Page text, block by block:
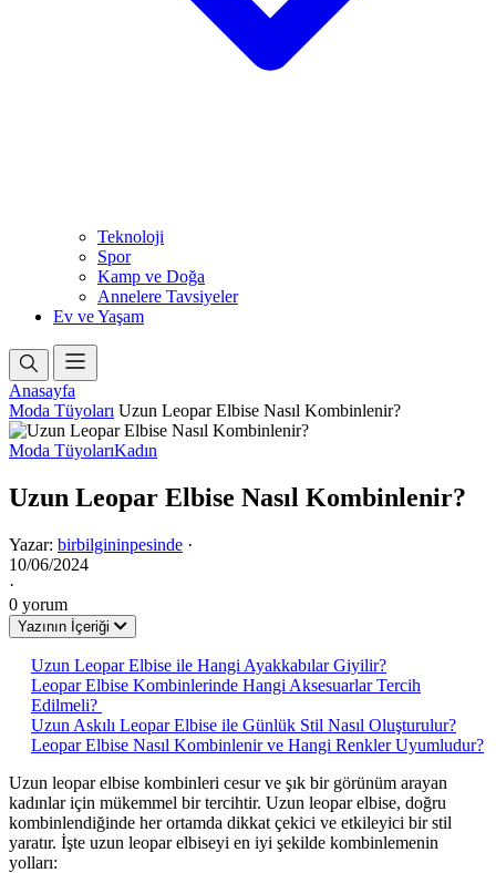
Teknoloji
Spor
Kamp ve Doğa
Annelere Tavsiyeler
Ev ve Yaşam
Anasayfa
Moda Tüyoları Uzun Leopar Elbise Nasıl Kombinlenir?
Moda TüyolarıKadın
Uzun Leopar Elbise Nasıl Kombinlenir?
Yazar: birbilgininpesinde ·
10/06/2024
·
0 yorum
Yazının İçeriği
Uzun Leopar Elbise ile Hangi Ayakkabılar Giyilir?
Leopar Elbise Kombinlerinde Hangi Aksesuarlar Tercih
Edilmeli?
Uzun Askılı Leopar Elbise ile Günlük Stil Nasıl Oluşturulur?
Leopar Elbise Nasıl Kombinlenir ve Hangi Renkler Uyumludur?
Uzun leopar elbise kombinleri cesur ve şık bir görünüm arayan
kadınlar için mükemmel bir tercihtir. Uzun leopar elbise, doğru
kombinlendiğinde her ortamda dikkat çekici ve etkileyici bir stil
yaratır. İşte uzun leopar elbiseyi en iyi şekilde kombinlemenin
yolları: